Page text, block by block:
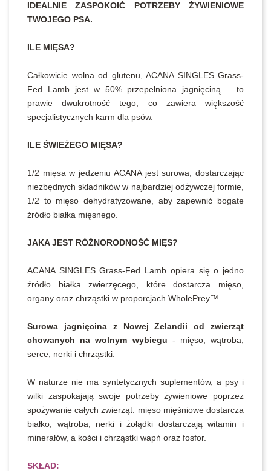
IDEALNIE ZASPOKOIĆ POTRZEBY ŻYWIENIOWE
TWOJEGO PSA.
ILE MIĘSA?
Całkowicie wolna od glutenu, ACANA SINGLES Grass-
Fed Lamb jest w 50% przepełniona jagnięciną – to
prawie dwukrotność tego, co zawiera większość
specjalistycznych karm dla psów.
ILE ŚWIEŻEGO MIĘSA?
1/2 mięsa w jedzeniu ACANA jest surowa, dostarczając
niezbędnych składników w najbardziej odżywczej formie,
1/2 to mięso dehydratyzowane, aby zapewnić bogate
źródło białka mięsnego.
JAKA JEST RÓŻNORODNOŚĆ MIĘS?
ACANA SINGLES Grass-Fed Lamb opiera się o jedno
źródło białka zwierzęcego, które dostarcza mięso,
organy oraz chrząstki w proporcjach WholePrey™.
Surowa jagnięcina z Nowej Zelandii od zwierząt
chowanych na wolnym wybiegu - mięso, wątroba,
serce, nerki i chrząstki.
W naturze nie ma syntetycznych suplementów, a psy i
wilki zaspokajają swoje potrzeby żywieniowe poprzez
spożywanie całych zwierząt: mięso mięśniowe dostarcza
białko, wątroba, nerki i żołądki dostarczają witamin i
minerałów, a kości i chrząstki wapń oraz fosfor.
SKŁAD: